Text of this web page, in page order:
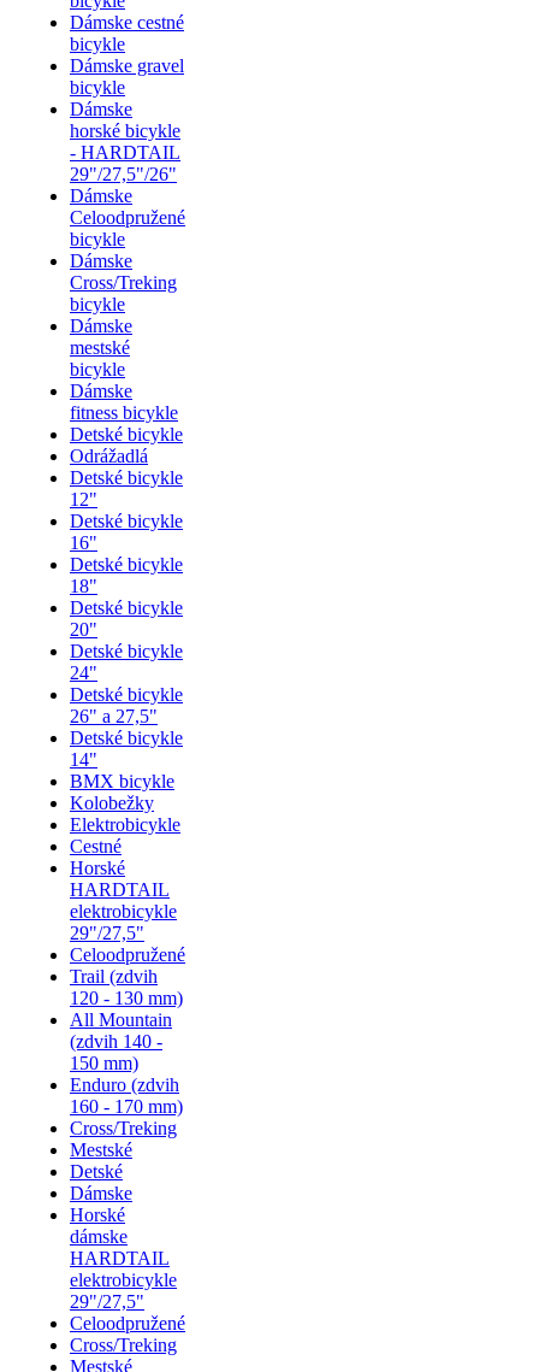
Dámske cestné
bicykle
Dámske gravel
bicykle
Dámske
horské bicykle
- HARDTAIL
29"/27,5"/26"
Dámske
Celoodpružené
bicykle
Dámske
Cross/Treking
bicykle
Dámske
mestské
bicykle
Dámske
fitness bicykle
Detské bicykle
Odrážadlá
Detské bicykle
12"
Detské bicykle
16"
Detské bicykle
18"
Detské bicykle
20"
Detské bicykle
24"
Detské bicykle
26" a 27,5"
Detské bicykle
14"
BMX bicykle
Kolobežky
Elektrobicykle
Cestné
Horské
HARDTAIL
elektrobicykle
29"/27,5"
Celoodpružené
Trail (zdvih
120 - 130 mm)
All Mountain
(zdvih 140 -
150 mm)
Enduro (zdvih
160 - 170 mm)
Cross/Treking
Mestské
Detské
Dámske
Horské
dámske
HARDTAIL
elektrobicykle
29"/27,5"
Celoodpružené
Cross/Treking
Mestské